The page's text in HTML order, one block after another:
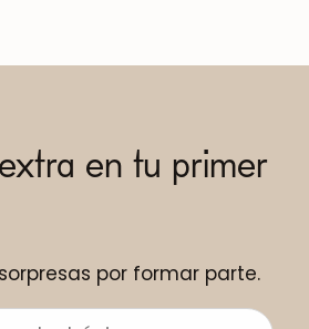
en tu primer
por formar parte.